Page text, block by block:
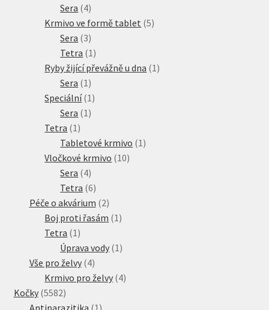
produkt
Sera 44
produkty
Krmivo ve formě tablet 55
Sera 33
produkty
Tetra 1 1
produkt
Ryby žijící převážně u dna 1 1
Sera 1 1
produkt
Speciální 1 1
Sera 1 1
Tetra 1 1
produkt
Tabletové krmivo 1 1
Vločkové krmivo 1010
Sera 44
produkty
Tetra 66
produktů
Péče o akvárium 22
produkty
Boj proti řasám 1 1
Tetra 1 1
produkt
Úprava vody 1 1
Vše pro želvy 44
produkty
Krmivo pro želvy 44
Kočky 55825582
produktů
Antiparazitika 1 1